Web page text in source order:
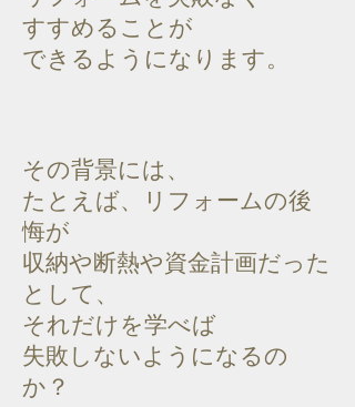
すすめることが
できるようになります。
その背景には、
たとえば、リフォームの後
悔が
収納や断熱や資金計画だった
として、
それだけを学べば
失敗しないようになるの
か？